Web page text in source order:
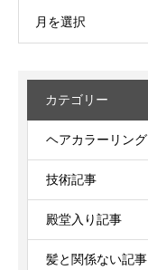
月を選択
カテゴリー
ヘアカラーリング
技術記事
殿堂入り記事
髪と関係ない記事